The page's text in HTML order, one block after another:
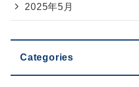
2025年5月
Categories